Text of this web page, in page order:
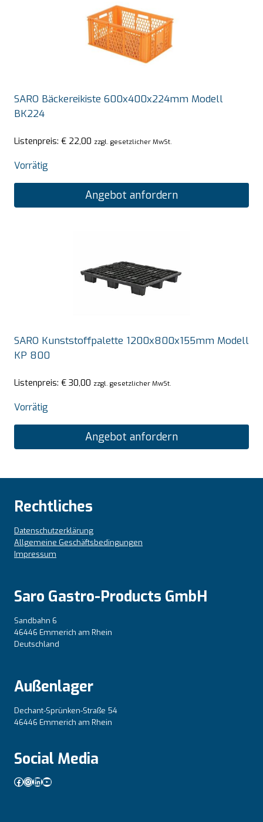
SARO Bäckereikiste 600x400x224mm Modell
BK224
Listenpreis: € 22,00 zzgl. gesetzlicher MwSt.
Vorrätig
Angebot anfordern
SARO Kunststoffpalette 1200x800x155mm Modell
KP 800
Listenpreis: € 30,00 zzgl. gesetzlicher MwSt.
Vorrätig
Angebot anfordern
Rechtliches
Datenschutzerklärung
Allgemeine Geschäftsbedingungen
Impressum
Saro Gastro-Products GmbH
Sandbahn 6
46446 Emmerich am Rhein
Deutschland
Außenlager
Dechant-Sprünken-Straße 54
46446 Emmerich am Rhein
Social Media
Facebook
Instagram
LinkedIn
YouTube